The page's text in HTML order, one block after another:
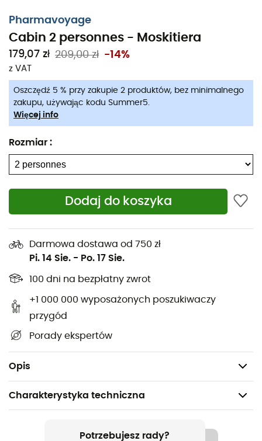
Pharmavoyage
Cabin 2 personnes - Moskitiera
179,07 zł 209,00 zł -14%
z VAT
Oszczędź 5 % przy zakupie 2 produktów, bez minimalnego
zakupu, używając kodu Summer5.
Więcej info
Rozmiar :
Dodaj do koszyka
Darmowa dostawa od 750 zł
Pi. 14 Sie. - Po. 17 Sie.
100 dni na bezpłatny zwrot
+1 000 000 wyposażonych poszukiwaczy
przygód
Porady ekspertów
Opis
Cabin 2 Pharmavoyage
to idealna moskitiera do
spokojnych nocy. Dzięki systemowi mocowania w 6
moskitiera na jednoosobowe łóżko lub biwak. Moskitiera
Pharmavoyagepozostaje skuteczna przez 3 lata od
otwarcia. Jest nasączona insektycydem, aby zapewnić
jeszcze lepszą ochronę podczas nocy. Chroni również
przed chorobami przenoszonymi przez owady, takimi jak
malaria!
Charakterystyka techniczna
Trekking / KempingPotrzebujesz rady?